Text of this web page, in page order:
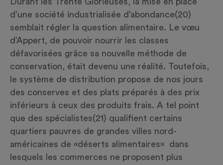
d’une société industrialisée d’abondance(20)
semblait régler la question alimentaire. Le vœu
d’Appert, de pouvoir nourrir les classes
défavorisées grâce sa nouvelle méthode de
conservation, était devenu une réalité. Toutefois,
le système de distribution propose de nos jours
des conserves et des plats préparés à des prix
inférieurs à ceux des produits frais. A tel point
que des spécialistes(21) qualifient certains
quartiers pauvres de grandes villes nord-
américaines de «déserts alimentaires» dans
lesquels les commerces ne proposent plus